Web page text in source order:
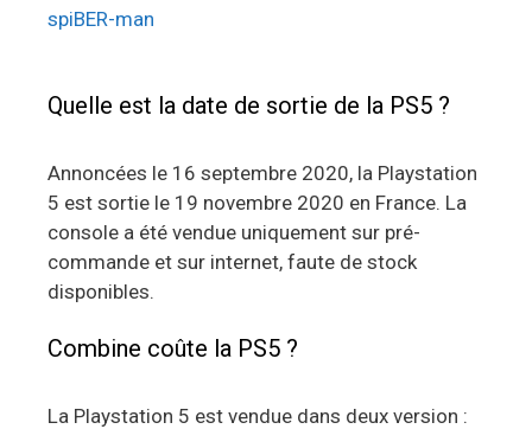
spiBER-man
Quelle est la date de sortie de la PS5 ?
Annoncées le 16 septembre 2020, la Playstation
5 est sortie le 19 novembre 2020 en France. La
console a été vendue uniquement sur pré-
commande et sur internet, faute de stock
disponibles.
Combine coûte la PS5 ?
La Playstation 5 est vendue dans deux version :